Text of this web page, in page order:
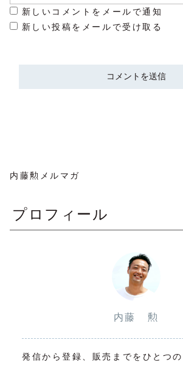
新しいコメントをメールで通知
新しい投稿をメールで受け取る
内藤勲メルマガ
プロフィール
内藤 勲
発信から登録、販売までをひとつ